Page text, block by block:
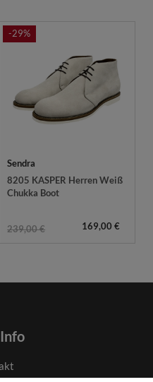
-29%
Sendra
8205 KASPER Herren Weiß
Chukka Boot
239,00 € 169,00 €